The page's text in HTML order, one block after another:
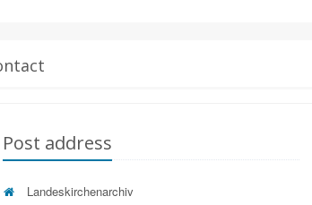
Post address
Landeskirchenarchiv